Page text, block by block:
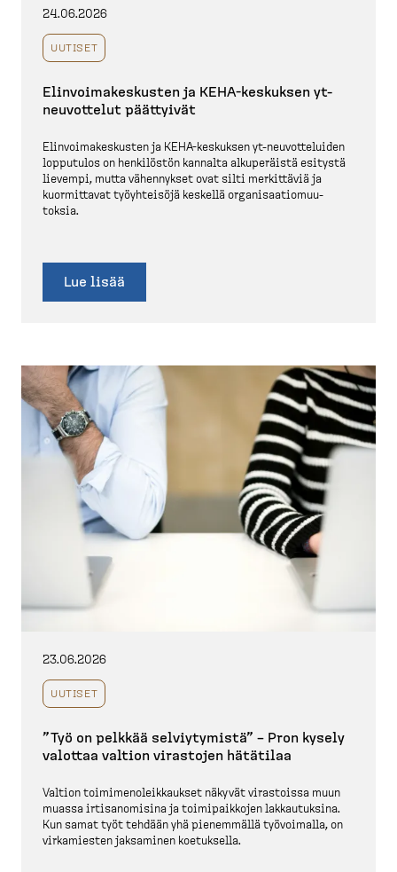
24.06.2026
UUTISET
Elinvoi­ma­kes­kusten ja KEHA-​keskuksen yt-​
neuvottelut päättyivät
Elinvoi­ma­kes­kusten ja KEHA-​keskuksen yt-​neuvot­te­luiden
lopputulos on henkilöstön kannalta alkupe­räistä esitystä
lievempi, mutta vähennykset ovat silti merkittäviä ja
kuormittavat työyhteisöjä keskellä organi­saa­tio­muu­
toksia.
Lue lisää
23.06.2026
UUTISET
”Työ on pelkkää selviy­tymistä” – Pron kysely
valottaa valtion virastojen hätätilaa
Valtion toimime­no­leik­kaukset näkyvät virastoissa muun
muassa irtisa­no­misina ja toimipaikkojen lakkau­tuksina.
Kun samat työt tehdään yhä pienemmällä työvoimalla, on
virkamiesten jaksaminen koetuksella.